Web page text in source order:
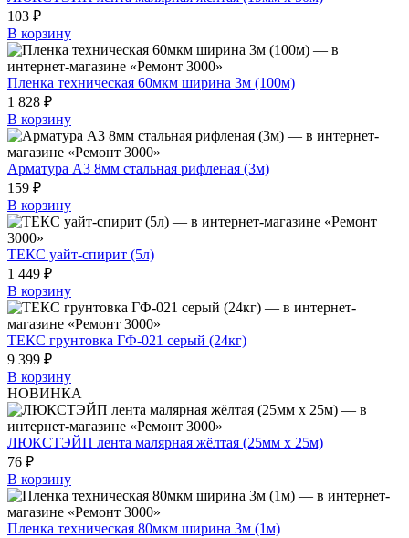
103 ₽
В корзину
Пленка техническая 60мкм ширина 3м (100м)
1 828 ₽
В корзину
Арматура А3 8мм стальная рифленая (3м)
159 ₽
В корзину
ТЕКС уайт-спирит (5л)
1 449 ₽
В корзину
ТЕКС грунтовка ГФ-021 серый (24кг)
9 399 ₽
В корзину
НОВИНКА
ЛЮКСТЭЙП лента малярная жёлтая (25мм х 25м)
76 ₽
В корзину
Пленка техническая 80мкм ширина 3м (1м)